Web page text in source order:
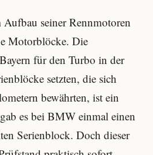
seiner Rennmotoren
Motorblöcke. Die
für den Turbo in der
setzten, die sich
bewährten, ist ein
es bei BMW einmal einen
Serienblock. Doch dieser